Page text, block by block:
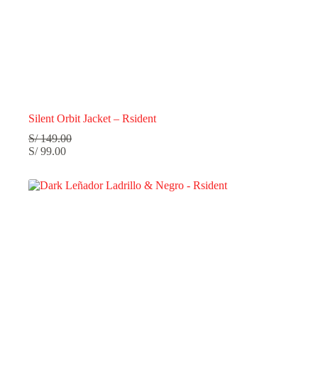
Silent Orbit Jacket – Rsident
S/149.00
S/99.00